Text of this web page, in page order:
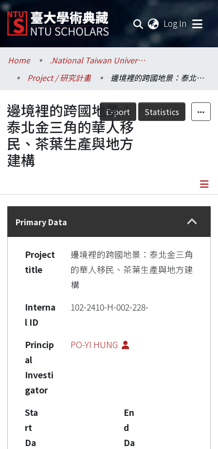
Log In
Communities & Collections
Research Outputs
Fundings & Projects
Researchers
Organizations
Home
.National Taiwan University / 國立臺灣大學
Project / 研究計畫
邊境裡的跨國地景：泰北金三角的華人移民、茶葉生產與地方建構
Export Statistics
邊境裡的跨國地景：
泰北金三角的華人移
民、茶葉生產與地方
建構
Details
Primary Data
Project
title
邊境裡的跨國地景：泰北金三角
的華人移民、茶葉生產與地方建
構
Interna
l ID
102-2410-H-002-228-
Princip
al
Investi
gator
PO-YI HUNG
Sta
rt
Da
En
d
Da